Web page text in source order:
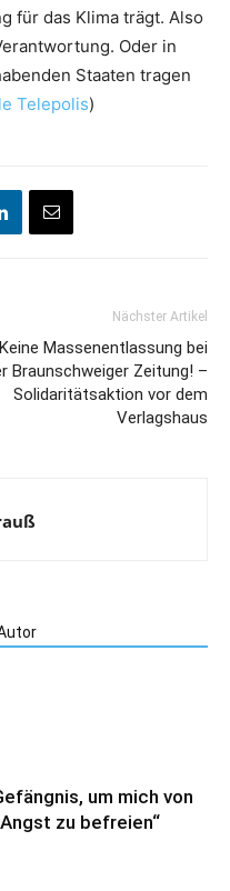
für das Klima trägt. Also
Oder in
Staaten tragen
Telepolis)
Nächster Artikel
Keine Massenentlassung bei
Braunschweiger Zeitung! –
Solidaritätsaktion vor dem
Verlagshaus
um mich von
zu befreien“